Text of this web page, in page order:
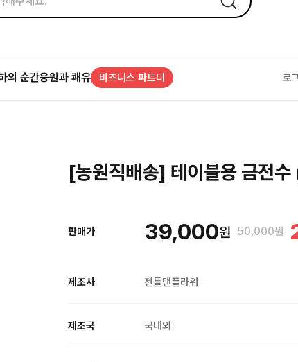
의 순간응원과 쾌유 비즈니스 파트너 로
[농원직배송] 테이블용 금전
판매가 39,000원 50,000원
제조사 젠틀맨플라워
제조국 국내외